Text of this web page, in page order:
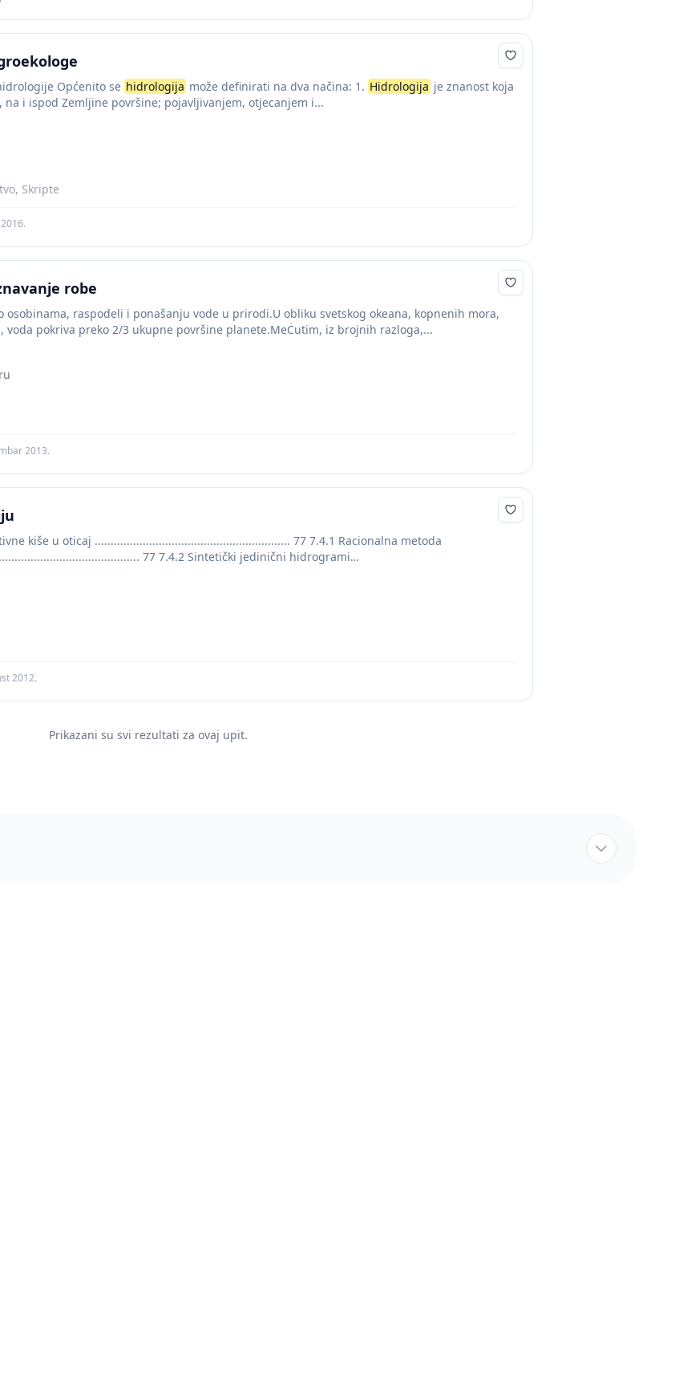
Općenito se hidrologija može definirati na dva načina: 1. Hidrologija je znanost koja
na i ispod Zemljine površine; pojavljivanjem, otjecanjem i...
Skripte
robe
osobinama, raspodeli i ponašanju vode u prirodi.U obliku svetskog okeana, kopnenih mora,
voda pokriva preko 2/3 ukupne površine planete.MeĊutim, iz brojnih razloga,...
2013.
kiše u oticaj ............................................................. 77 7.4.1 Racionalna metoda
77 7.4.2 Sintetički jedinični hidrogrami
2012.
Prikazani su svi rezultati za ovaj upit.